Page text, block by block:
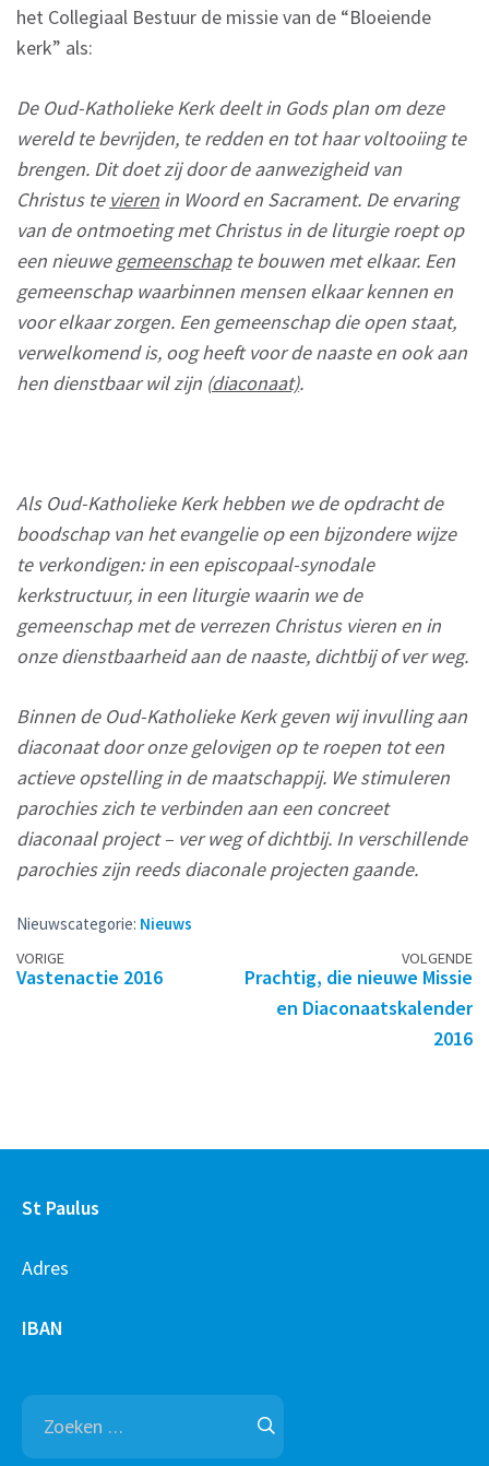
het Collegiaal Bestuur de missie van de “Bloeiende
kerk” als:
De Oud-Katholieke Kerk deelt in Gods plan om deze
wereld te bevrijden, te redden en tot haar voltooiing te
brengen. Dit doet zij door de aanwezigheid van
Christus te vieren in Woord en Sacrament. De ervaring
van de ontmoeting met Christus in de liturgie roept op
een nieuwegemeenschapte bouwen met elkaar. Een
gemeenschap waarbinnen mensen elkaar kennen en
voor elkaar zorgen. Een gemeenschap die open staat,
verwelkomend is, oog heeft voor de naaste en ook aan
hen dienstbaar wil zijn (diaconaat).
Als Oud-Katholieke Kerk hebben we de opdracht de
boodschap van het evangelie op een bijzondere wijze
te verkondigen: in een episcopaal-synodale
kerkstructuur, in een liturgie waarin we de
gemeenschap met de verrezen Christus vieren en in
onze dienstbaarheid aan de naaste, dichtbij of ver weg.
Binnen de Oud-Katholieke Kerk geven wij invulling aan
diaconaat door onze gelovigen op te roepen tot een
actieve opstelling in de maatschappij. We stimuleren
parochies zich te verbinden aan een concreet
diaconaal project – ver weg of dichtbij. In verschillende
parochies zijn reeds diaconale projecten gaande.
Nieuwscategorie: Nieuws
Berichtennavigatie
VORIGE
Vastenactie 2016
VOLGENDE
Prachtig, die nieuwe Missie
en Diaconaatskalender
2016
St Paulus
Adres
IBAN
Zoeken
naar: